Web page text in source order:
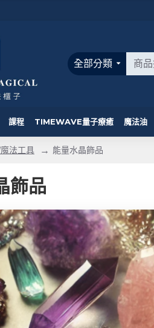
全部分類
課程 TIMEWAVE量子療癒 魔法油
法工具 能量水晶飾品
飾品